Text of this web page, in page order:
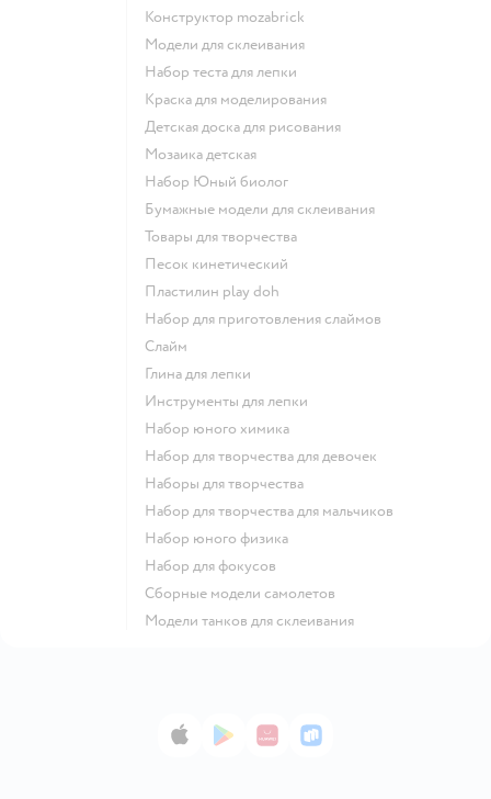
Конструктор mozabrick
Модели для склеивания
Набор теста для лепки
Краска для моделирования
Детская доска для рисования
Мозаика детская
набор Юный биолог
Бумажные модели для склеивания
Товары для творчества
Песок кинетический
Пластилин play doh
Набор для приготовления слаймов
Слайм
Глина для лепки
Инструменты для лепки
Набор юного химика
Набор для творчества для девочек
Наборы для творчества
Набор для творчества для мальчиков
Набор юного физика
Набор для фокусов
Сборные модели самолетов
Модели танков для склеивания
App StoreGoogle Play
AppGallery
RuStore